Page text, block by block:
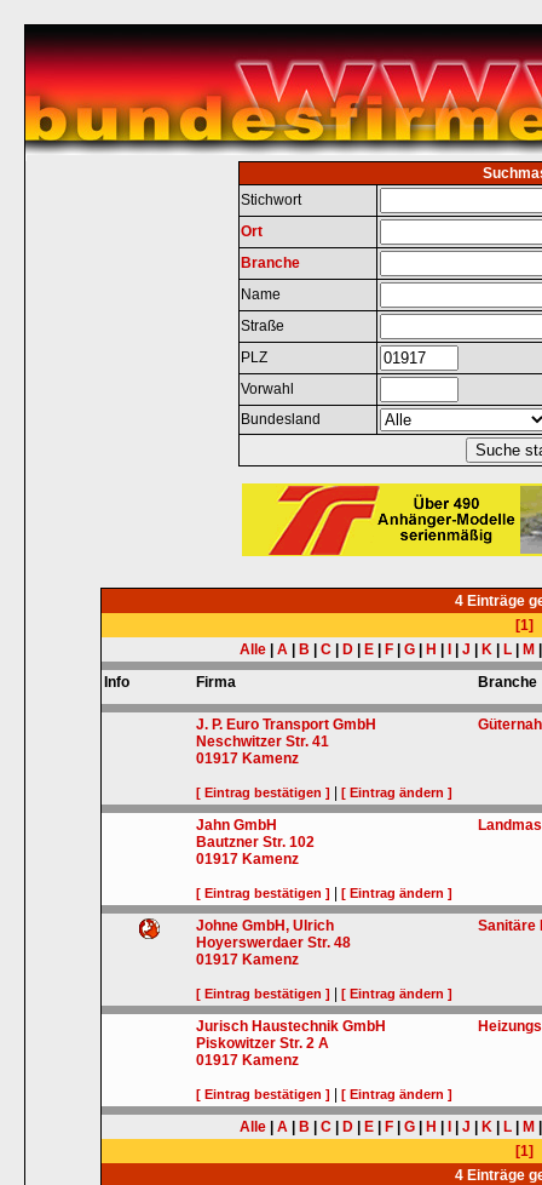
Stichwort
Ort
Branche
Name
Straße
PLZ
Vorwahl
Bundesland
4 Einträge
[1]
Alle
A B C D E F G H J K L M
Info
Firma Branche
J. P. Euro Transport GmbH
Neschwitzer Str. 41
01917 Kamenz
[ Eintrag bestätigen ] |[ Eintrag ändern ]
Jahn GmbH
Bautzner Str. 102
01917 Kamenz
[ Eintrag bestätigen ] |[ Eintrag ändern ]
Johne GmbH, Ulrich
Hoyerswerdaer Str. 48
01917 Kamenz
[ Eintrag bestätigen ] |[ Eintrag ändern ]
Sanitäre
Jurisch Haustechnik GmbH
Piskowitzer Str. 2 A
01917 Kamenz
[ Eintrag bestätigen ] |[ Eintrag ändern ]
Alle A B C D E F G H J K L M
[1]
4 Einträge